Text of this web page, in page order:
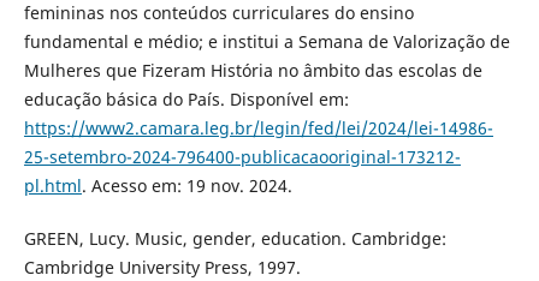
femininas nos conteúdos curriculares do ensino
fundamental e médio; e institui a Semana de Valorização de
Mulheres que Fizeram História no âmbito das escolas de
educação básica do País. Disponível em:
https://www2.camara.leg.br/legin/fed/lei/2024/lei-14986-
25-setembro-2024-796400-publicacaooriginal-173212-
pl.html. Acesso em: 19 nov. 2024.
GREEN, Lucy. Music, gender, education. Cambridge:
Cambridge University Press, 1997.